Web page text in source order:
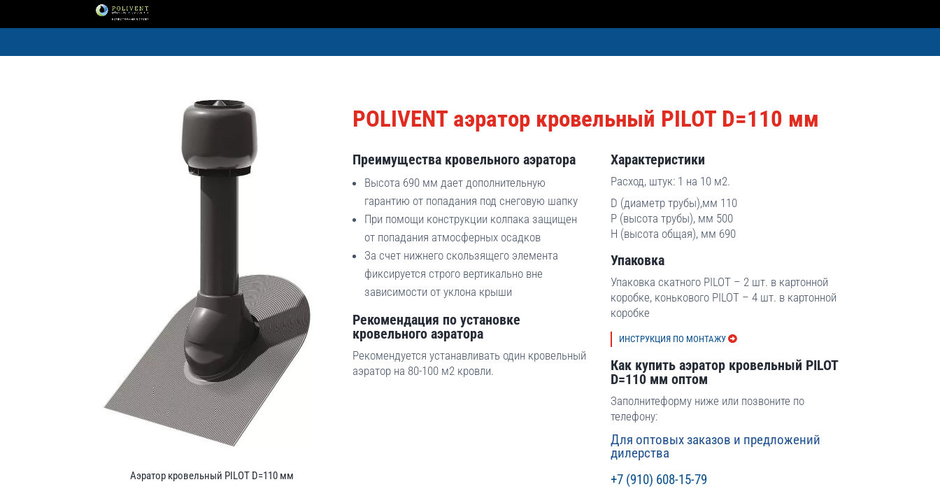
Аэратор кровельный PILOT D=110 мм
POLIVENT аэратор кровельный PILOT D=110 мм
Преимущества кровельного аэратора
Высота 690 мм дает дополнительную
гарантию от попадания под снеговую шапку
При помощи конструкции колпака защищен
от попадания атмосферных осадков
За счет нижнего скользящего элемента
фиксируется строго вертикально вне
зависимости от уклона крыши
Рекомендация по установке
кровельного аэратора
Рекомендуется устанавливать один кровельный
аэратор на 80-100 м2 кровли.
Характеристики
Расход, штук: 1 на 10 м2.
D (диаметр трубы),мм 110
Р (высота трубы), мм 500
H (высота общая), мм 690
Упаковка
Упаковка скатного PILOT – 2 шт. в картонной
коробке, конькового PILOT – 4 шт. в картонной
коробке
ИНСТРУКЦИЯ ПО МОНТАЖУ
Как купить аэратор кровельный PILOT
D=110 мм оптом
Заполнитеформу ниже или позвоните по
телефону:
Для оптовых заказов и предложений
дилерства
+7 (910) 608-15-79